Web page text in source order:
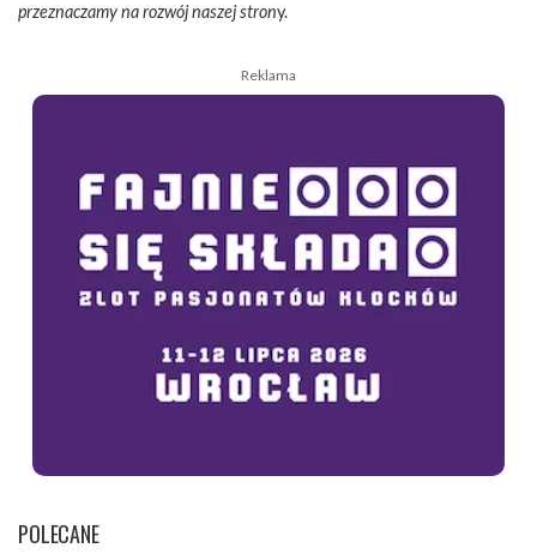
przeznaczamy na rozwój naszej strony.
Reklama
POLECANE